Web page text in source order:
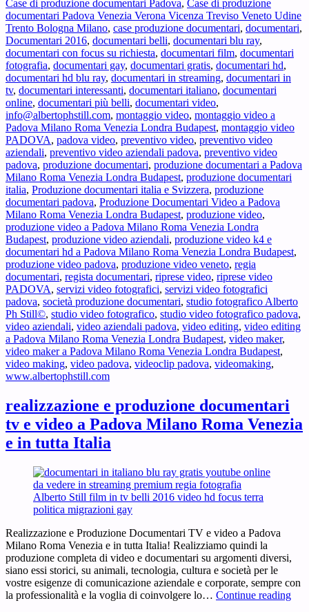
Case di produzione documentari Padova, Case di produzione
documentari Padova Venezia Verona Vicenza Treviso Veneto Udine
Trento Bologna Milano, case produzione documentari, documentari,
Documentari 2016, documentari belli, documentari blu ray,
documentari con focus su richiesta, documentari film, documentari
fotografia, documentari gay, documentari gratis, documentari hd,
documentari hd blu ray, documentari in streaming, documentari in
tv, documentari interessanti, documentari italiano, documentari
online, documentari più belli, documentari video,
info@albertophstill.com, montaggio video, montaggio video a
Padova Milano Roma Venezia Londra Budapest, montaggio video
PADOVA, padova video, preventivo video, preventivo video
aziendali, preventivo video aziendali padova, preventivo video
padova, produzione documentari, produzione documentari a Padova
Milano Roma Venezia Londra Budapest, produzione documentari
italia, Produzione documentari italia e Svizzera, produzione
documentari padova, Produzione Documentari Video a Padova
Milano Roma Venezia Londra Budapest, produzione video,
produzione video a Padova Milano Roma Venezia Londra
Budapest, produzione video aziendali, produzione video k4 e
documentari hd a Padova Milano Roma Venezia Londra Budapest,
produzione video padova, produzione video veneto, regia
documentari, regista documentari, riprese video, riprese video
PADOVA, servizi video fotografici, servizi video fotografici
padova, società produzione documentari, studio fotografico Alberto
Ph Still©, studio video fotografico, studio video fotografico padova,
video aziendali, video aziendali padova, video editing, video editing
a Padova Milano Roma Venezia Londra Budapest, video maker,
video maker a Padova Milano Roma Venezia Londra Budapest,
video making, video padova, videoclip padova, videomaking,
www.albertophstill.com
realizzazione e produzione documentari
tv e video a Padova Milano Roma Venezia
e in tutta Italia
Realizzazione e Produzione Documentari TV e video a Padova
Milano Roma Venezia e in tutta Italia! Realizziamo quindi la
produzione completa di video e documentari su argomenti diversi,
siano essi storici, su animali, tecnologia, cultura e società per le
vostre esigenze di comunicazione aziendale e corporate, sempre con
la professionalità e la voglia di coinvolgere lo… Continue reading